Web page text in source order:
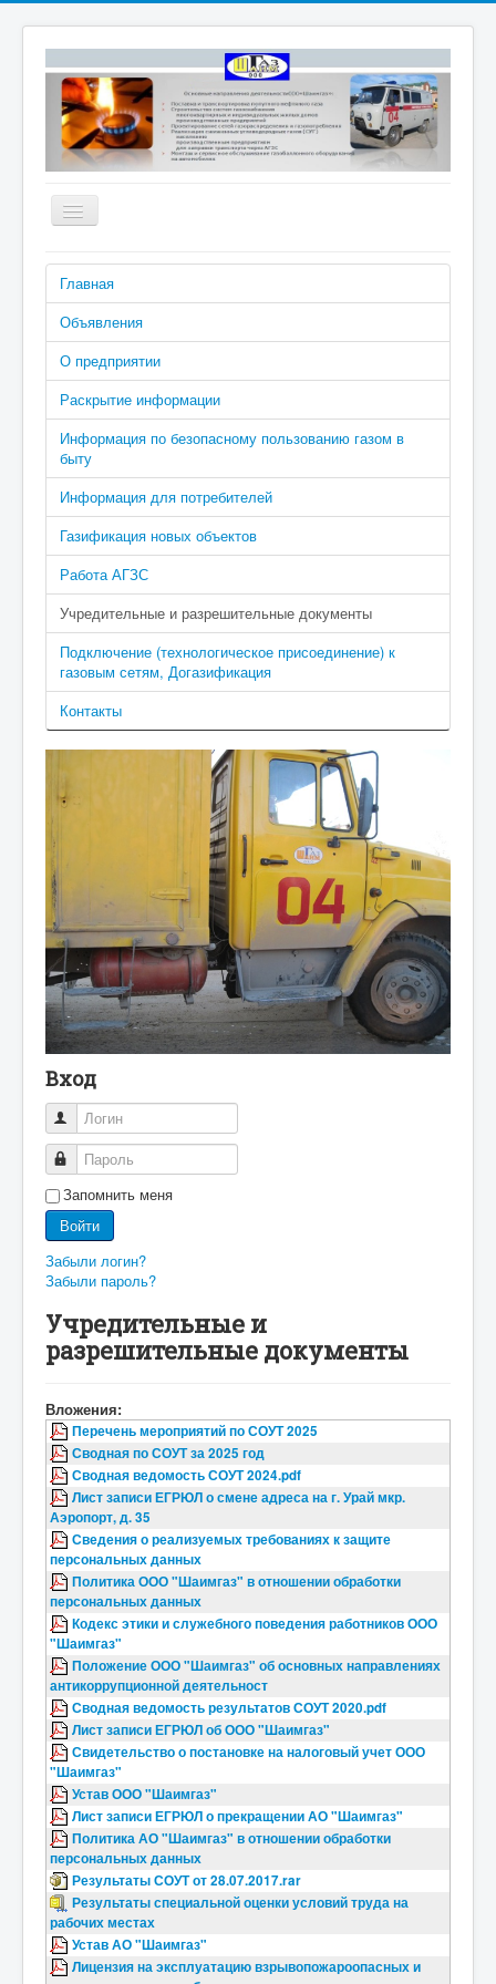
Включить/
Номера телефонов аварийно-
диспетчерской службы: 04 (040 с
Главная
Объявления
О предприятии
Раскрытие информации
Информация по безопасному пользованию газом в
быту
Информация для потребителей
Газификация новых объектов
Работа АГЗС
Учредительные и разрешительные документы
Подключение (технологическое присоединение) к
газовым сетям, Догазификация
Контакты
Вход
Логин
Пароль
Запомнить меня
Войти
Забыли логин?
Забыли пароль?
Учредительные и
разрешительные документы
Вложения:
Перечень мероприятий по СОУТ 2025
Сводная по СОУТ за 2025 год
Сводная ведомость СОУТ 2024.pdf
Лист записи ЕГРЮЛ о смене адреса на г. Урай мкр.
Аэропорт, д. 35
Сведения о реализуемых требованиях к защите
персональных данных
Политика ООО "Шаимгаз" в отношении обработки
персональных данных
Кодекс этики и служебного поведения работников ООО
"Шаимгаз"
Положение ООО "Шаимгаз" об основных направлениях
антикоррупционной деятельност
Сводная ведомость результатов СОУТ 2020.pdf
Лист записи ЕГРЮЛ об ООО "Шаимгаз"
Свидетельство о постановке на налоговый учет ООО
"Шаимгаз"
Устав ООО "Шаимгаз"
Лист записи ЕГРЮЛ о прекращении АО "Шаимгаз"
Политика АО "Шаимгаз" в отношении обработки
персональных данных
Результаты СОУТ от 28.07.2017.rar
Результаты специальной оценки условий труда на
рабочих местах
Устав АО "Шаимгаз"
Лицензия на эксплуатацию взрывопожароопасных и